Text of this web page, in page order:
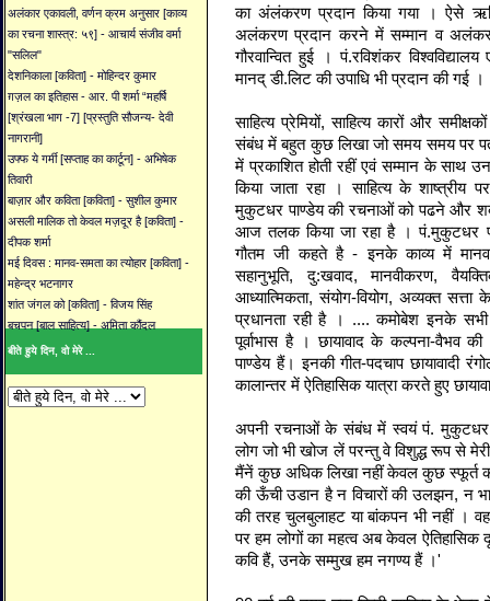
अलंकार एकावली, वर्णन क्रम अनुसार [काव्य
का रचना शास्त्र: ५९] - आचार्य संजीव वर्मा
"सलिल"
देशनिकाला [कविता] - मोहिन्दर कुमार
ग़ज़ल का इतिहास - आर. पी शर्मा “महर्षि
[श्रंखला भाग -7] [प्रस्तुति सौजन्य- देवी
नागरानी]
उफ्फ ये गर्मी [सप्ताह का कार्टून] - अभिषेक
तिवारी
बाज़ार और कविता [कविता] - सुशील कुमार
असली मालिक तो केवल मज़दूर है [कविता] -
दीपक शर्मा
मई दिवस : मानव-समता का त्योहार [कविता] -
महेन्द्र भटनागर
शांत जंगल को [कविता] - विजय सिंह
बचपन [बाल साहित्य] - अमिता कौंदल
बीते हुये दिन, वो मेरे ...
का अंलंकरण प्रदान किया गया । ऐसे
अलंकरण प्रदान करने में सम्मान व
गौरवान्वित हुई । पं.रविशंकर विश्वविद्यालय
मानद् डी.लिट की उपाधि भी प्रदान की गई ।
साहित्य प्रेमियों, साहित्य कारों और
संबंध में बहुत कुछ लिखा जो समय समय पर
में प्रकाशित होती रहीं एवं सम्मान के साथ
किया जाता रहा । साहित्‍य के शाष्त्रीय
मुकुटधर पाण्डेय की रचनाओं को पढने और
आज तलक किया जा रहा है । पं.मुकुटधर
गौतम जी कहते है - इनके काव्य में मानव-
सहानुभूति, दु:खवाद, मानवीकरण,
आध्‍यात्मिकता, संयोग-वियोग, अव्‍यक्‍त सत्ता
प्रधानता रही है । .... कमोबेश इनके सभी
पूर्वाभास है । छायावाद के कल्पना-वैभव
पाण्डेय हैं। इनकी गीत-पदचाप छायावादी
कालान्तर में ऐतिहासिक यात्रा करते हुए
अपनी रचनाओं के संबंध में स्वयं पं. मुकुटधर
लोग जो भी खोज लें परन्तु वे विशुद्ध रूप से
मैंनें कुछ अधिक लिखा नहीं केवल कुछ स्फूर्त
की ऊँची उडान है न विचारों की उलझन, न
की तरह चुलबुलाहट या बांकपन भी नहीं ।
पर हम लोगों का महत्व अब केवल
कवि हैं, उनके सम्मुख हम नगण्य हैं ।'